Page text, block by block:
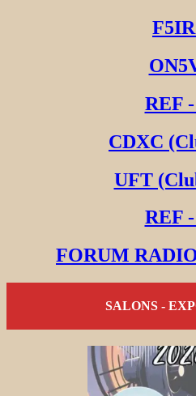
REF
CDXC
UFT
REF
FORUM
SALONS -